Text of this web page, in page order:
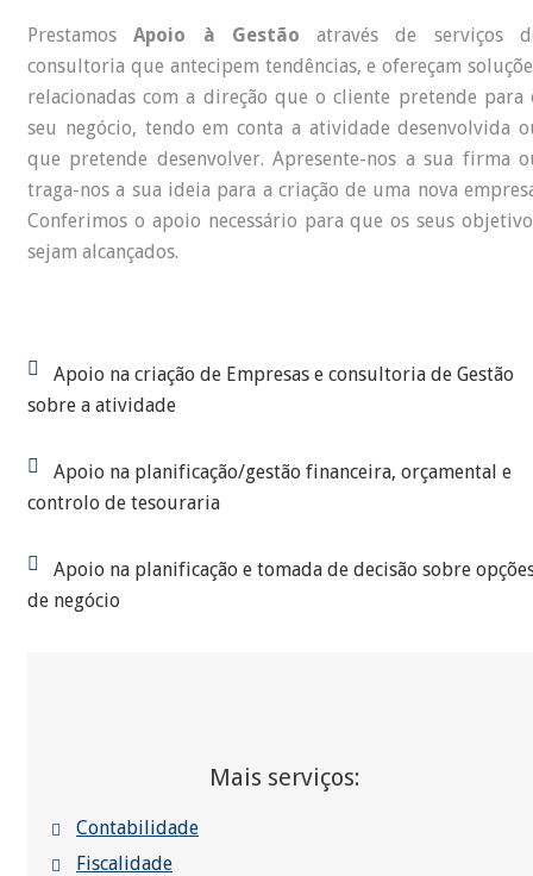
PrestamosApoio à Gestão através de serviços
consultoria que antecipem tendências, e ofereçam
relacionadas com a direção que o cliente pretende para
seu negócio, tendo em conta a atividade desenvolvida
que pretende desenvolver. Apresente-nos a sua firma
traga-nos a sua ideia para a criação de uma nova
Conferimos o apoio necessário para que os seus
sejam alcançados.
Apoio na criação de Empresas e consultoria de Gestão
sobre a atividade
Apoio na planificação/gestão financeira, orçamental e
controlo de tesouraria
Apoio na planificação e tomada de decisão sobre
de negócio
Mais serviços:
Contabilidade
Fiscalidade